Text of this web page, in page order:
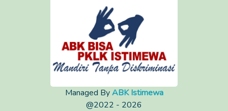
Managed ByABK Istimewa
@2022 - 2026